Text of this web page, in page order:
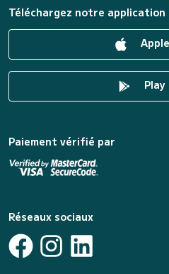
Téléchargez notre application
Paiement vérifié par
Réseaux sociaux